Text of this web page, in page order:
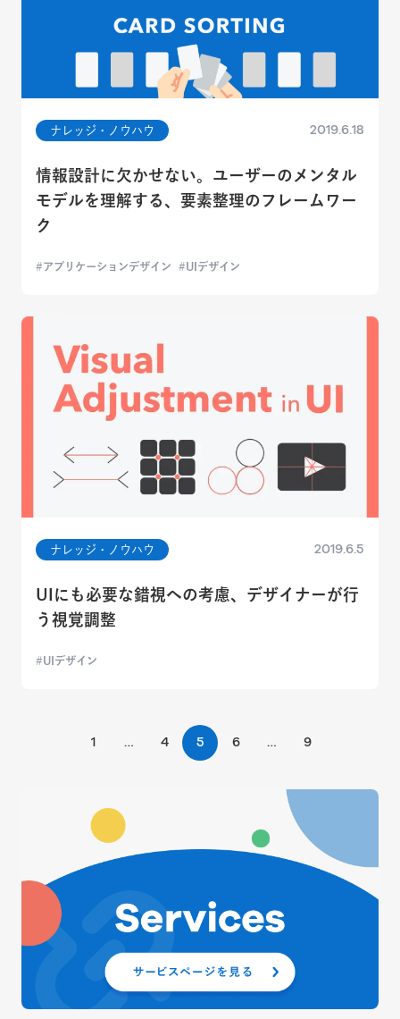
ナレッジ・ノウハウ 2019.6.18
情報設計に欠かせない。ユーザーのメンタル
モデルを理解する、要素整理のフレームワー
ク
アプリケーションデザイン UIデザイン
ナレッジ・ノウハウ 2019.6.5
UIにも必要な錯視への考慮、デザイナーが行
う視覚調整
UIデザイン
1 … 4 5 6 … 9